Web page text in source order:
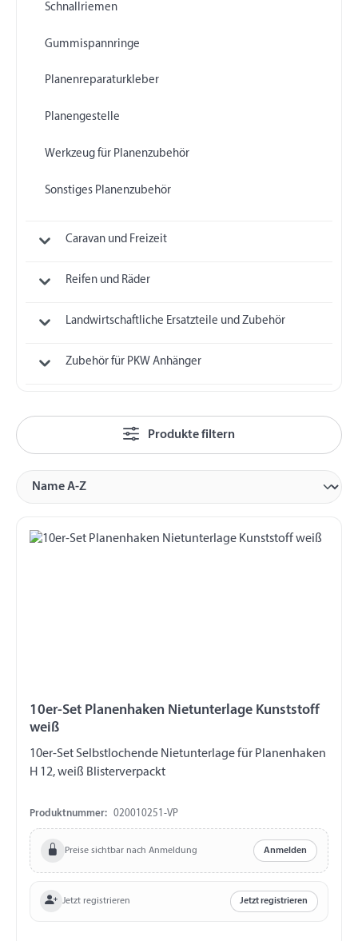
Schnallriemen
Gummispannringe
Planenreparaturkleber
Planengestelle
Werkzeug für Planenzubehör
Sonstiges Planenzubehör
Caravan und Freizeit
Reifen und Räder
Landwirtschaftliche Ersatzteile und Zubehör
Zubehör für PKW Anhänger
Produkte filtern
10er-Set Planenhaken Nietunterlage Kunststoff
weiß
10er-Set Selbstlochende Nietunterlage für Planenhaken
H 12, weiß Blisterverpackt
Produktnummer: 020010251-VP
Preise sichtbar nach Anmeldung Anmelden
Jetzt registrieren Jetzt registrieren